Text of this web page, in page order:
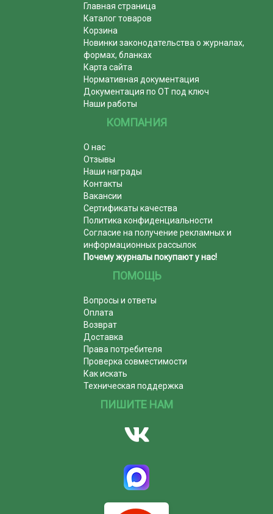
Главная страница
Каталог товаров
Корзина
Новинки законодательства о журналах,
формах, бланках
Карта сайта
Нормативная документация
Документация по ОТ под ключ
Наши работы
КОМПАНИЯ
О нас
Отзывы
Наши награды
Контакты
Вакансии
Сертификаты качества
Политика конфиденциальности
Согласие на получение рекламных и
информационных рассылок
Почему журналы покупают у нас!
ПОМОЩЬ
Вопросы и ответы
Оплата
Возврат
Доставка
Права потребителя
Проверка совместимости
Как искать
Техническая поддержка
ПИШИТЕ НАМ